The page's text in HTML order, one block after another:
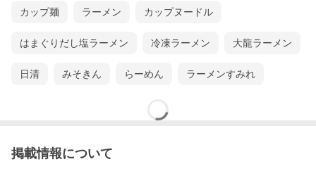
カップ麺 ラーメン カップヌードル
はまぐりだし塩ラーメン 冷凍ラーメン 大龍ラーメン
日清 みそきん らーめん ラーメンすみれ
掲載情報について